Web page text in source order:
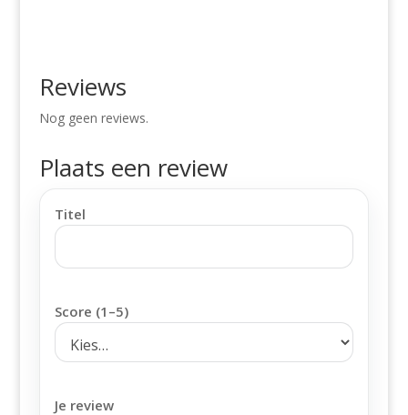
Reviews
Nog geen reviews.
Plaats een review
Titel
Score (1–5)
Je review